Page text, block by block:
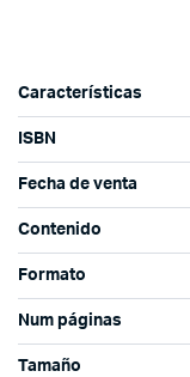
Características
ISBN
Fecha de venta
Contenido
Formato
Num páginas
Tamaño